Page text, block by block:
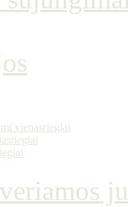
vienasriegiai